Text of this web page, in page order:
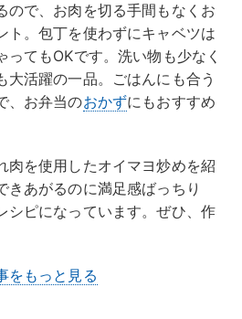
ので、お肉を切る手間もなくお
ト。包丁を使わずにキャベツは
てもOKです。洗い物も少なく
大活躍の一品。ごはんにも合う
、お弁当のおかずにもおすすめ
肉を使用したオイマヨ炒めを紹
きあがるのに満足感ばっちり
シピになっています。ぜひ、作
をもっと見る